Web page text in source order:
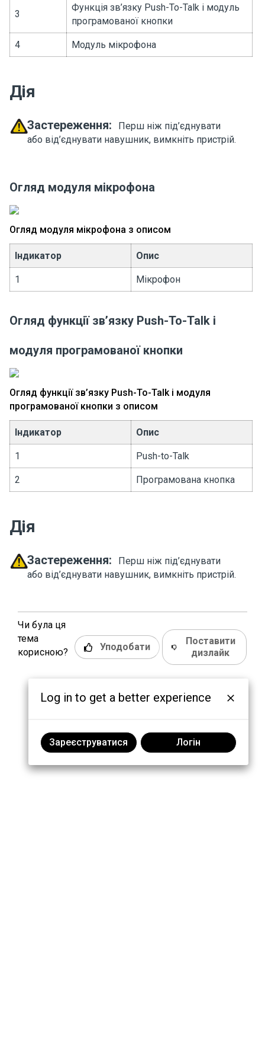
3
Функція зв’язку Push-To-Talk і модуль
програмованої кнопки
4 Модуль мікрофона
Дія
Застереження:
Перш ніж під’єднувати
або від’єднувати навушник, вимкніть пристрій.
Огляд модуля мікрофона
Огляд модуля мікрофона з описом
Індикатор Опис
1 Мікрофон
Огляд функції зв’язку Push-To-Talk і
модуля програмованої кнопки
Огляд функції зв’язку Push-To-Talk і модуля
програмованої кнопки з описом
Індикатор Опис
1 Push-to-Talk
2 Програмована кнопка
Дія
Застереження:
Перш ніж під’єднувати
або від’єднувати навушник, вимкніть пристрій.
Чи була ця
тема
корисною?
Уподобати
Поставити
дизлайк
Log in to get a better experience
Зареєструватися Логін